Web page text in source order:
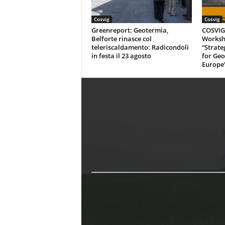
Cosvig
Greenreport: Geotermia,
Belforte rinasce col
teleriscaldamento: Radicondoli
in festa il 23 agosto
Cosvig
for